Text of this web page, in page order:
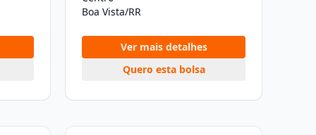
Boa Vista/RR
Ver mais detalhes
Quero esta bolsa